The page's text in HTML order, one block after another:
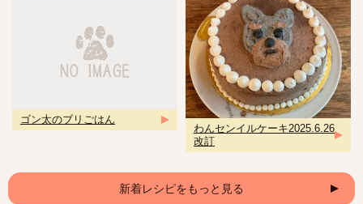
ゴン太のブリごはん
わんセンイルケーキ2025.6.26
改訂
新着レシピをもっと見る